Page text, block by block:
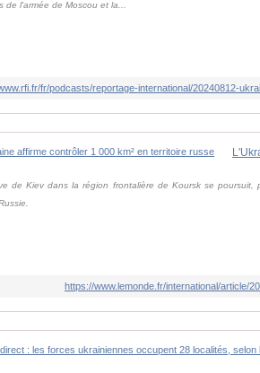
de l'armée de Moscou et la...
de Kiev dans la région frontalière de Koursk se
https://www.lemonde.fr/international/article/